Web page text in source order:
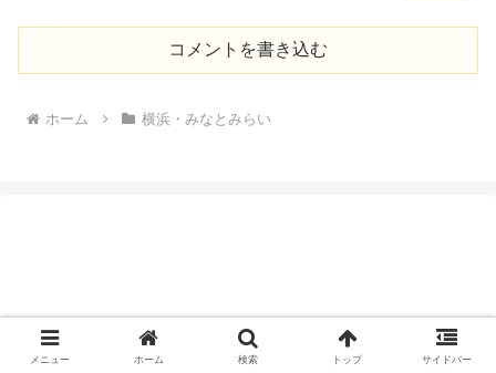
コメントを書き込む
ホーム 横浜・みなとみらい
メニュー ホーム 検索 トップ サイドバー